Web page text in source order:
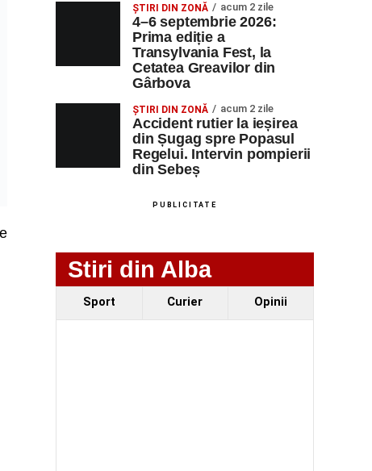
ȘTIRI DIN ZONĂ acum 2 zile
4–6 septembrie 2026:
Prima ediție a
Transylvania Fest, la
Cetatea Greavilor din
Gârbova
ȘTIRI DIN ZONĂ acum 2 zile
Accident rutier la ieșirea
din Șugag spre Popasul
Regelui. Intervin pompierii
din Sebeș
PUBLICITATE
Stiri din Alba
Sport Curier Opinii